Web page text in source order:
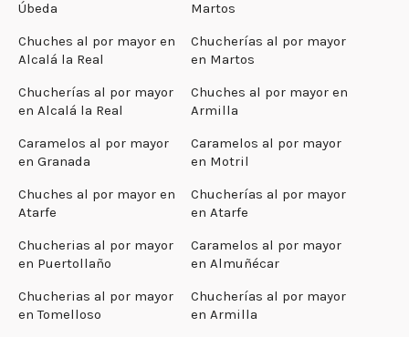
Úbeda
Martos
Chuches al por mayor en
Alcalá la Real
Chucherías al por mayor
en Martos
Chucherías al por mayor
en Alcalá la Real
Chuches al por mayor en
Armilla
Caramelos al por mayor
en Granada
Caramelos al por mayor
en Motril
Chuches al por mayor en
Atarfe
Chucherías al por mayor
en Atarfe
Chucherias al por mayor
en Puertollaño
Caramelos al por mayor
en Almuñécar
Chucherias al por mayor
en Tomelloso
Chucherías al por mayor
en Armilla